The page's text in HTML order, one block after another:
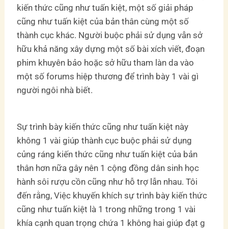
kiến thức cũng như tuấn kiệt, một số giải pháp
cũng như tuấn kiệt của bản thân cùng một số
thành cục khác. Người buộc phải sử dụng vẫn sở
hữu khả năng xây dựng một số bài xích viết, đoạn
phim khuyên bảo hoặc sở hữu tham làn da vào
một số forums hiệp thương để trình bày 1 vài gì
người ngôi nhà biết.
Sự trình bày kiến thức cũng như tuấn kiệt này
không 1 vài giúp thành cục buộc phải sử dụng
củng ráng kiến thức cũng như tuấn kiệt của bản
thân hơn nữa gây nên 1 cộng đồng dân sinh học
hành sôi rượu cồn cũng như hỗ trợ lẫn nhau. Tôi
đến rằng, Việc khuyến khích sự trình bày kiến thức
cũng như tuấn kiệt là 1 trong những trong 1 vài
khía cạnh quan trọng chứa 1 không hai giúp đạt g